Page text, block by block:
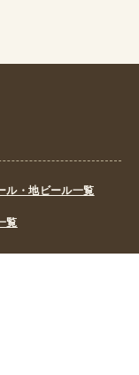
ル・地ビール一覧
覧